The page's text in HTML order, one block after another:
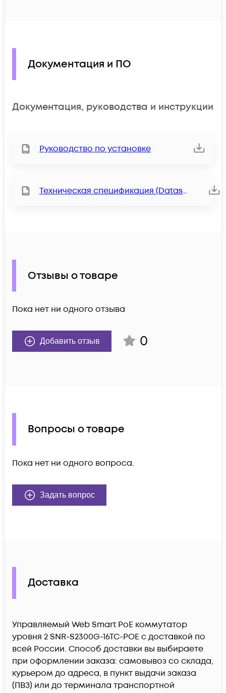
Документация и ПО
Документация, руководства и инструкции
Руководство по установке
Техническая спецификация (Datasheet)
Отзывы о товаре
Пока нет ни одного отзыва
Добавить отзыв 0
Вопросы о товаре
Пока нет ни одного вопроса.
Задать вопрос
Доставка
Управляемый Web Smart PoE коммутатор
уровня 2 SNR-S2300G-16TC-POE c доставкой по
всей России. Способ доставки вы выбираете
при оформлении заказа: самовывоз со склада,
курьером до адреса, в пункт выдачи заказа
(ПВЗ) или до терминала транспортной